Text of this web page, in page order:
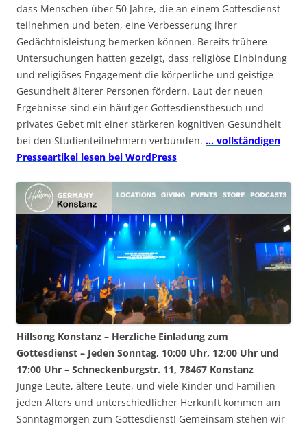
dass Menschen über 50 Jahre, die an einem Gottesdienst
teilnehmen und beten, eine Verbesserung ihrer
Gedächtnisleistung bemerken können. Bereits frühere
Untersuchungen hatten gezeigt, dass religiöse Einbindung
und religiöses Engagement die körperliche und geistige
Gesundheit älterer Personen fördern. Laut der neuen
Ergebnisse sind ein häufiger Gottesdienstbesuch und
privates Gebet mit einer stärkeren kognitiven Gesundheit
bei den Studienteilnehmern verbunden. … vollständigen
Presseartikel lesen bei WordPress
Hillsong Konstanz – Herzliche Einladung zum
Gottesdienst – Jeden Sonntag, 10:00 Uhr, 12:00 Uhr und
17:00 Uhr – Schneckenburgstr. 11, 78467 Konstanz
Junge Leute, ältere Leute, und viele Kinder und Familien
jeden Alters und unterschiedlicher Herkunft kommen am
Sonntagmorgen zum Gottesdienst! Gemeinsam stehen wir